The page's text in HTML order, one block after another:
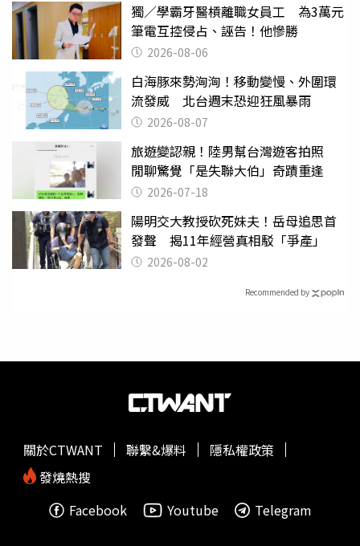
獨／學霸牙醫槓離職女員工 為3萬元
筆電互控侵占、誣告！他慘勝
2026-08-06
白海豚來勢洶洶！移動變慢、外圍環
流發威 北台週末恐迎狂風暴雨
2026-08-07
旅遊變認親！陸男幫台灣遊客拍照
閒聊驚覺「是失聯大伯」奇蹟重逢
2026-07-18
陽明交大教授砍死妹夫！岳母追思首
發聲 揭11年經營真相駁「爭產」
2026-08-02
Recommended by
關於CTWANT 聯繫&爆料
隱私權政策
發燒熱搜
Facebook
Youtube Telegram